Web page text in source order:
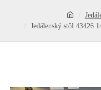
Jedálenský stôl 43426